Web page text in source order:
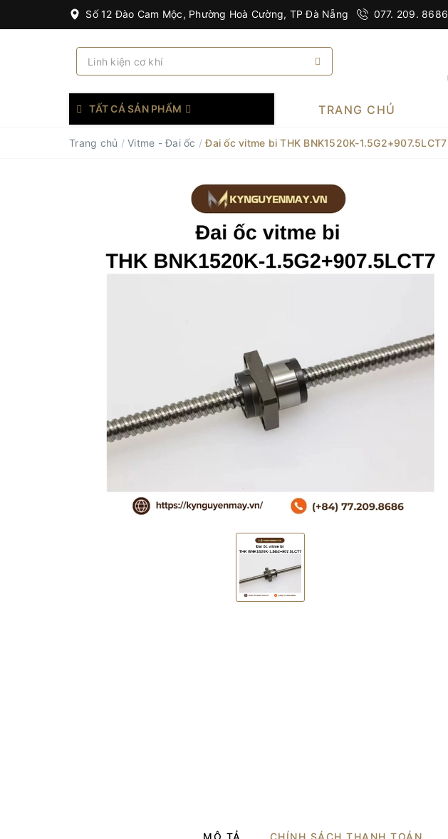
Số 12 Đào Cam Mộc, Phường Hoà Cường, TP Đà Nẵng 077. 209. 8686
TẤT CẢ SẢN PHẨM TRANG CHỦ
Trang chủ / Vitme - Đai ốc /Đai ốc vitme bi THK BNK1520K-1.5G2+907.5LCT7
MÔ TẢ CHÍNH SÁCH THANH TOÁN